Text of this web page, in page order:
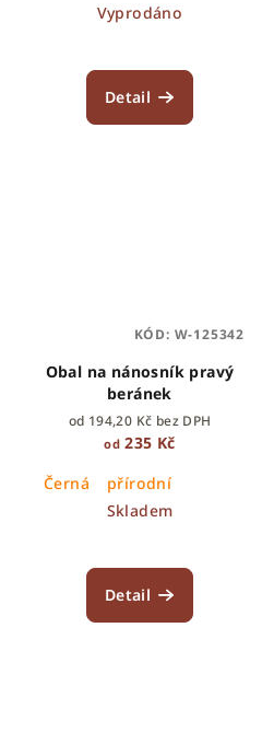
Vyprodáno
Detail
Obal na nánosník pravý
beránek
od 194,20 Kč bez DPH
od 235 Kč
Černá
přírodní
Skladem
Detail
KÓD: W-125342